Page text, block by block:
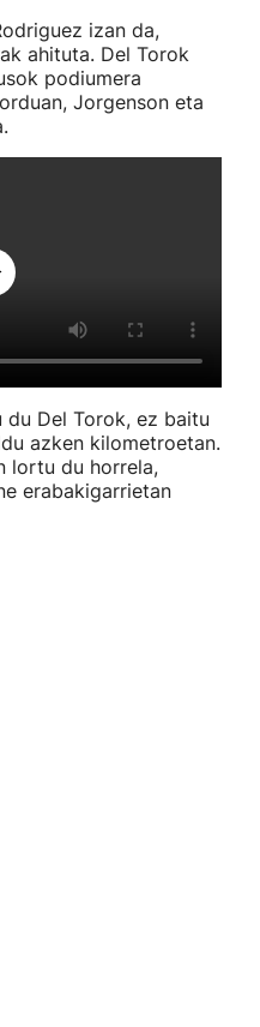
izan da,
ahituta. Del Torok
podiumera
Jorgenson eta
Del Torok, ez baitu
azken kilometroetan.
lortu du horrela,
erabakigarrietan